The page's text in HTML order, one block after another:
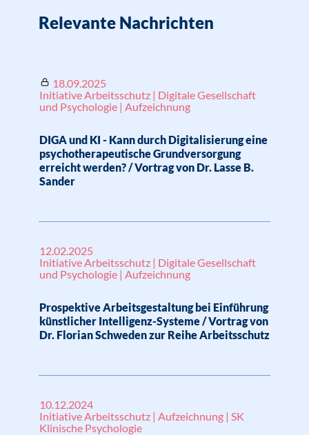
Relevante Nachrichten
18.09.2025
Initiative Arbeitsschutz | Digitale Gesellschaft
und Psychologie | Aufzeichnung
DIGA und KI - Kann durch Digitalisierung eine
psychotherapeutische Grundversorgung
erreicht werden? / Vortrag von Dr. Lasse B.
Sander
12.02.2025
Initiative Arbeitsschutz | Digitale Gesellschaft
und Psychologie | Aufzeichnung
Prospektive Arbeitsgestaltung bei Einführung
künstlicher Intelligenz-Systeme / Vortrag von
Dr. Florian Schweden zur Reihe Arbeitsschutz
10.12.2024
Initiative Arbeitsschutz | Aufzeichnung | SK
Klinische Psychologie